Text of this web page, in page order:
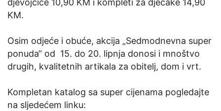
djevojčice 10,90 KM i kompleti za dječake 14,90
KM.
Osim odjeće i obuće, akcija „Sedmodnevna super
ponuda“ od 15. do 20. lipnja donosi i mnoštvo
drugih, kvalitetnih artikala za obitelj, dom i vrt.
Kompletan katalog sa super cijenama pogledajte
na sljedećem linku: